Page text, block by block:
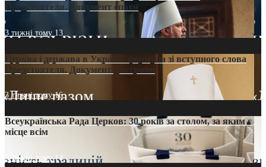
Предстоятеля. Документ епохи
3 тижні тому 13
Церква і держава в Україні: формула зі вступного слова
Предстоятеля. Документ доктрини
3 тижні тому16
Всеукраїнська Рада Церков: 30 років за столом, за яким є
місце всім
3 тижні тому14